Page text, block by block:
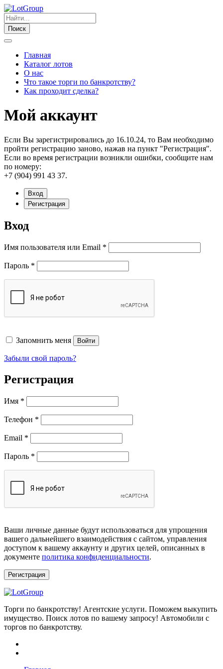
Поиск
Главная
Каталог лотов
О нас
Что такое торги по банкротству?
Как проходит сделка?
Мой аккаунт
Если Вы зарегистрировались до 16.10.24, то Вам необходимо
пройти регистрацию заново, нажав на пункт "Регистрация".
Если во время регистрации возникли ошибки, сообщите нам
по номеру:
+7 (904) 991 43 37.
Вход
Регистрация
Вход
Имя пользователя или Email *
Пароль *
Запомнить меня Войти
Забыли свой пароль?
Регистрация
Имя *
Телефон *
Email *
Пароль *
Ваши личные данные будут использоваться для упрощения
вашего дальнейшего взаимодействия с сайтом, управления
доступом к вашему аккаунту и других целей, описанных в
документе политика конфиденциальности.
Регистрация
Торги по банкротству! Агентские услуги. Поможем выкупить
имущество. Поиск лотов по вашему запросу! Автомобили с
торгов по банкротству.